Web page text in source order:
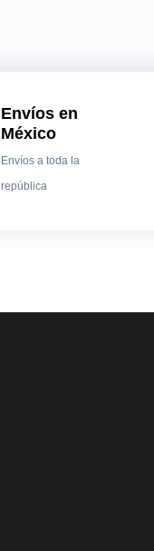
Envíos en
México
Envíos a toda la
república